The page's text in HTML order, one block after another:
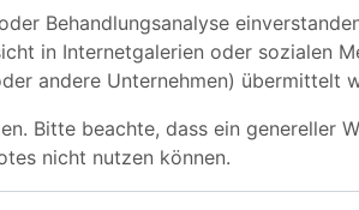
Behandlungsanalyse
in Internetgalerien oder sozialen
andere Unternehmen) übermittelt
Bitte beachte, dass ein genereller
nicht nutzen können.